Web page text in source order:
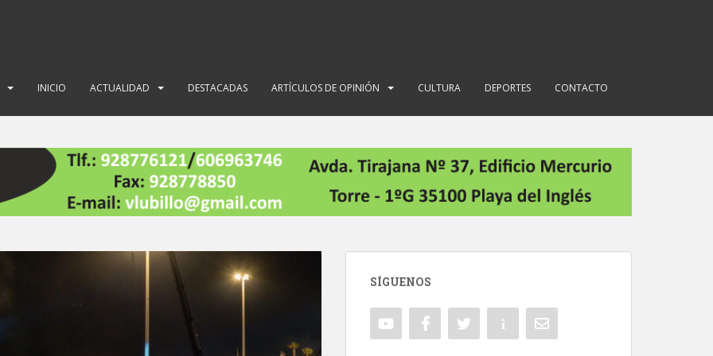
INICIO ACTUALIDAD DESTACADAS ARTÍCULOS DE OPINIÓN CULTURA DEPORTES CONTACTO
SÍGUENOS